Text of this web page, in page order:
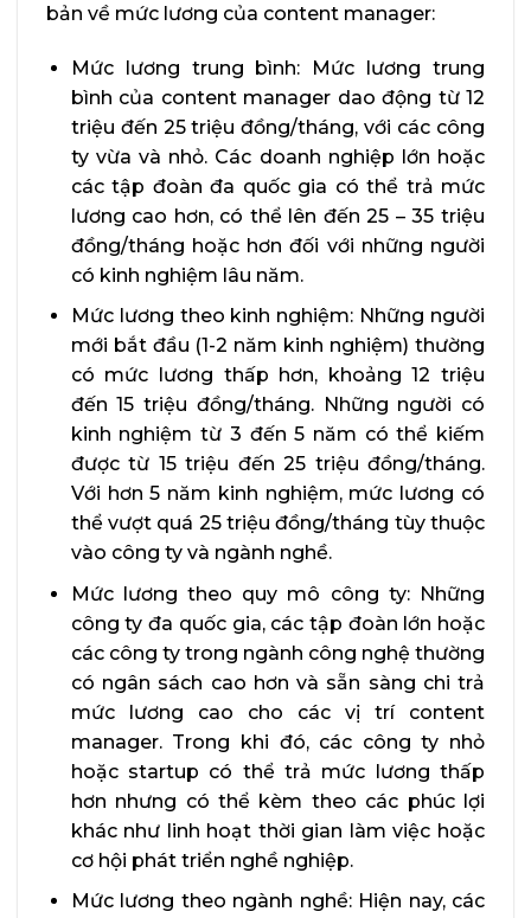
bản về mức lương của content manager:
Mức lương trung bình: Mức lương trung
bình của content manager dao động từ 12
triệu đến 25 triệu đồng/tháng, với các công
ty vừa và nhỏ. Các doanh nghiệp lớn hoặc
các tập đoàn đa quốc gia có thể trả mức
lương cao hơn, có thể lên đến 25 – 35 triệu
đồng/tháng hoặc hơn đối với những người
có kinh nghiệm lâu năm.
Mức lương theo kinh nghiệm: Những người
mới bắt đầu (1-2 năm kinh nghiệm) thường
có mức lương thấp hơn, khoảng 12 triệu
đến 15 triệu đồng/tháng. Những người có
kinh nghiệm từ 3 đến 5 năm có thể kiếm
được từ 15 triệu đến 25 triệu đồng/tháng.
Với hơn 5 năm kinh nghiệm, mức lương có
thể vượt quá 25 triệu đồng/tháng tùy thuộc
vào công ty và ngành nghề.
Mức lương theo quy mô công ty: Những
công ty đa quốc gia, các tập đoàn lớn hoặc
các công ty trong ngành công nghệ thường
có ngân sách cao hơn và sẵn sàng chi trả
mức lương cao cho các vị trí content
manager. Trong khi đó, các công ty nhỏ
hoặc startup có thể trả mức lương thấp
hơn nhưng có thể kèm theo các phúc lợi
khác như linh hoạt thời gian làm việc hoặc
cơ hội phát triển nghề nghiệp.
Mức lương theo ngành nghề: Hiện nay, các